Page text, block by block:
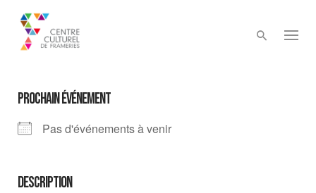
content
PROCHAIN ÉVÉNEMENT
Pas d'événements à venir
DESCRIPTION